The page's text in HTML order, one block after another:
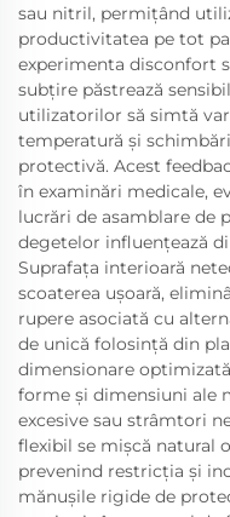
sau nitril, permițând
productivitatea pe tot
experimenta disconfort
subțire păstrează
utilizatorilor să simtă
temperatură și
protectivă. Acest
în examinări medicale,
lucrări de asamblare de
degetelor influențează
Suprafața interioară
scoaterea ușoară,
rupere asociată cu
de unică folosință din
dimensionare
forme și dimensiuni ale
excesive sau strâmtori
flexibil se mișcă natural
prevenind restricția și
mănușile rigide de